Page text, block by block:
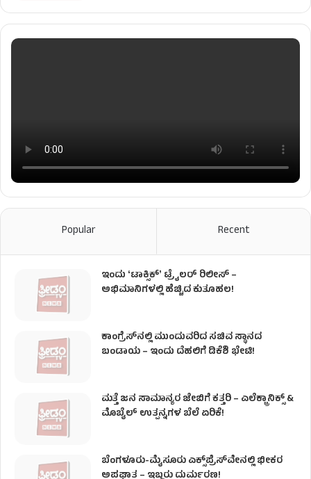
Popular Recent
ಇಂದು ʻಟಾಕ್ಸಿಕ್ʼ ಟ್ರೈಲರ್ ರಿಲೀಸ್‌ –
ಅಭಿಮಾನಿಗಳಲ್ಲಿ ಹೆಚ್ಚಿದ ಕುತೂಹಲ!
ಕಾಂಗ್ರೆಸ್​ನಲ್ಲಿ ಮುಂದುವರಿದ ಸಚಿವ ಸ್ಥಾನದ
ಬಂಡಾಯ – ಇಂದು ದೆಹಲಿಗೆ ಡಿಕೆಶಿ ಭೇಟಿ!
ಮತ್ತೆ ಜನ ಸಾಮಾನ್ಯರ ಜೇಬಿಗೆ ಕತ್ತರಿ – ಎಲೆಕ್ಟ್ರಾನಿಕ್ಸ್ &
ಮೊಬೈಲ್ ಉತ್ಪನ್ನಗಳ ಬೆಲೆ ಏರಿಕೆ!
ಬೆಂಗಳೂರು-ಮೈಸೂರು ಎಕ್ಸ್‌ಪ್ರೆಸ್‌ವೇನಲ್ಲಿ ಭೀಕರ
ಅಪಘಾತ – ಇಬ್ಬರು ದುರ್ಮರಣ!